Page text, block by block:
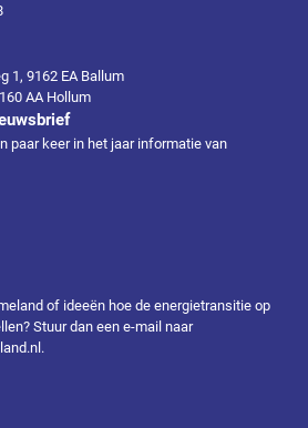
1, 9162 EA Ballum
AA Hollum
paar keer in het jaar informatie van
of ideeën hoe de energietransitie op
Stuur dan een e-mail naar
.